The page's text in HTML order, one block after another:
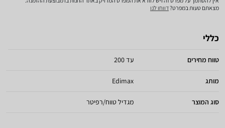
מצאתם טעות במפרט?דווחו לנו
כללי
טווח מחירים עד 200
מותג Edimax
סוג המוצר מגדיל טווח/רפיטר